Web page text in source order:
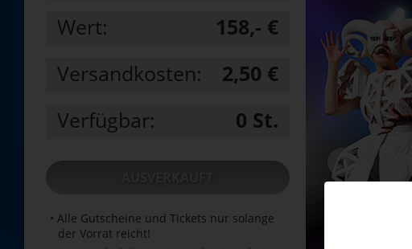
Wert:
158,- €
Versandkosten:
2,50 €
Verfügbar:
0 St.
• Alle Gutscheine und Tickets nur solange
der Vorrat reicht!